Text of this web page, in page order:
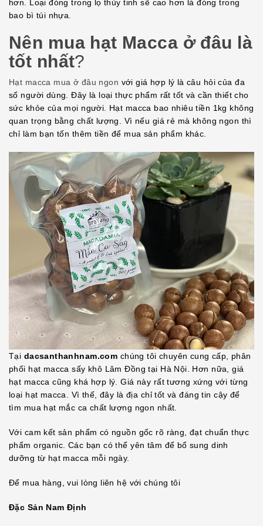
hơn. Loại đóng trong lọ thủy tinh sẽ cao hơn là đóng trong
bao bì túi nhựa.
Nên mua hạt Macca ở đâu là
tốt nhất?
Hạt macca mua ở đâu ngon với giá hợp lý là câu hỏi của đa
số người dùng. Đây là loại thực phẩm rất tốt và cần thiết cho
sức khỏe của mọi người. Hạt macca bao nhiêu tiền 1kg không
quan trọng bằng chất lượng. Vì nếu giá rẻ mà không ngon thì
chỉ làm bạn tốn thêm tiền để mua sản phẩm khác.
Tại dacsanthanhnam.com chúng tôi chuyên cung cấp, phân
phối hạt macca sấy khô Lâm Đồng tại Hà Nội. Hơn nữa, giá
hạt macca cũng khá hợp lý. Giá này rất tương xứng với từng
loại hạt macca. Vì thế, đây là địa chỉ tốt và đáng tin cậy để
tìm mua hạt mắc ca chất lượng ngon nhất.
Với cam kết sản phẩm có nguồn gốc rõ ràng, đạt chuẩn thực
phẩm organic. Các bạn có thể yên tâm để bổ sung dinh
dưỡng từ hạt macca mỗi ngày.
Để mua hàng, vui lòng liên hệ với chúng tôi
Đặc Sản Nam Định